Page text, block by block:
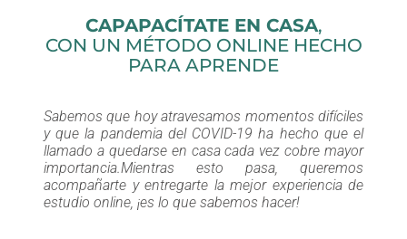
CAPAPACÍTATE EN CASA,
CON UN MÉTODO ONLINE HECHO
PARA APRENDE
Sabemos que hoy atravesamos momentos difíciles
y que la pandemia del COVID-19 ha hecho que el
llamado a quedarse en casa cada vez cobre mayor
importancia.Mientras esto pasa, queremos
acompañarte y entregarte la mejor experiencia de
estudio online, ¡es lo que sabemos hacer!